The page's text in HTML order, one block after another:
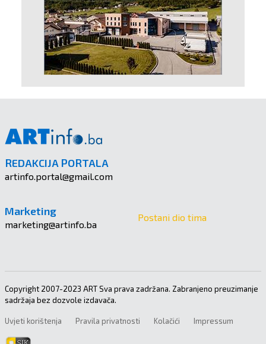
REDAKCIJA PORTALA
artinfo.portal@gmail.com
Marketing
marketing@artinfo.ba
Postani dio tima
Copyright 2007-2023 ART Sva prava zadržana. Zabranjeno preuzimanje
sadržaja bez dozvole izdavača.
Uvjeti korištenja Pravila privatnosti Kolačići Impressum